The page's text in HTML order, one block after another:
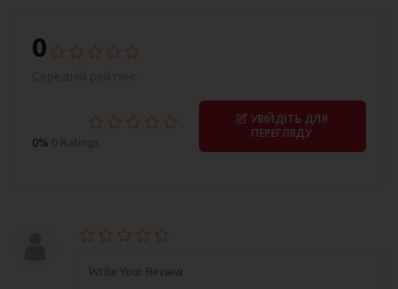
0
0% 0 Ratings
УВІЙДІТЬ ДЛЯ
ПЕРЕГЛЯДУ